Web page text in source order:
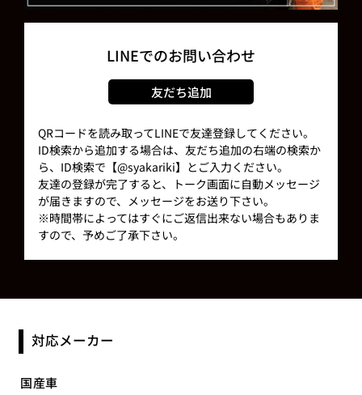
LINEでのお問い合わせ
友だち追加
QRコードを読み取ってLINEで友達登録してください。
ID検索から追加する場合は、友だち追加の右端の検索か
ら、ID検索で【@syakariki】とご入力ください。
友達の登録が完了すると、トーク画面に自動メッセージ
が届きますので、メッセージをお送り下さい。
※時間帯によってはすぐにご返信出来ない場合もありま
すので、予めご了承下さい。
対応メーカー
国産車